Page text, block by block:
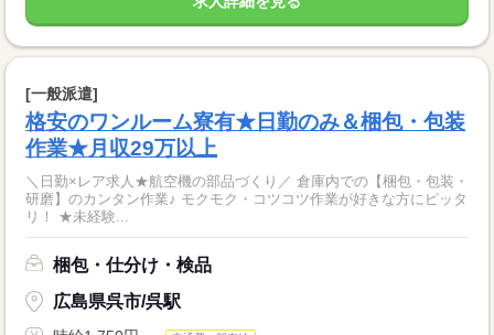
[一般派遣]
格安のワンルーム寮有★日勤のみ＆梱包・包装
作業★月収29万以上
＼日勤×レア求人★航空機の部品づくり／ 倉庫内での【梱包・包装・
研磨】のカンタン作業♪ モクモク・コツコツ作業が好きな方にピッタ
リ！ ★未経験...
梱包・仕分け・検品
広島県呉市/呉駅